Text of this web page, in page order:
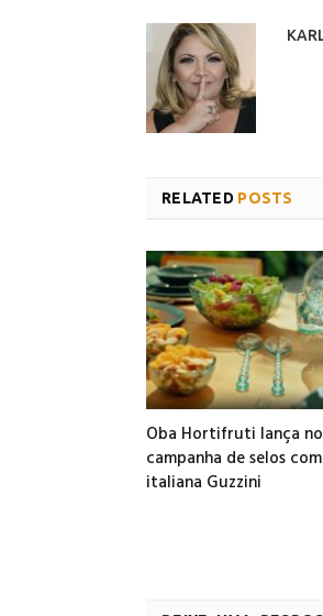
RELATED POSTS
Oba Hortifruti lança
campanha de selos
italiana Guzzini